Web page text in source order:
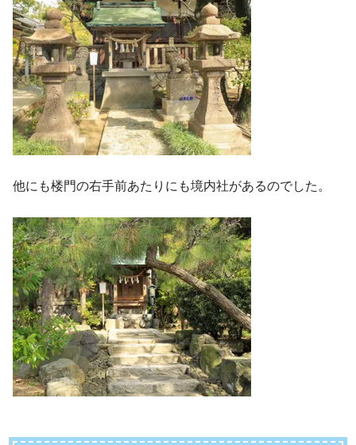
他にも楼門の右手前あたりにも境内社があるのでした。